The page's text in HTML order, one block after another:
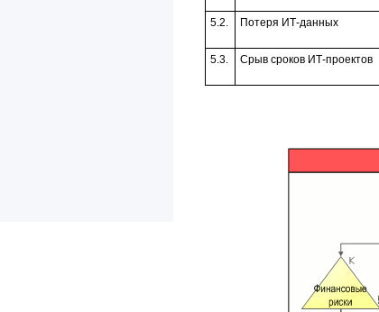
5.2. Потеря ИТ-данных
5.3. Срыв сроков ИТ-проектов